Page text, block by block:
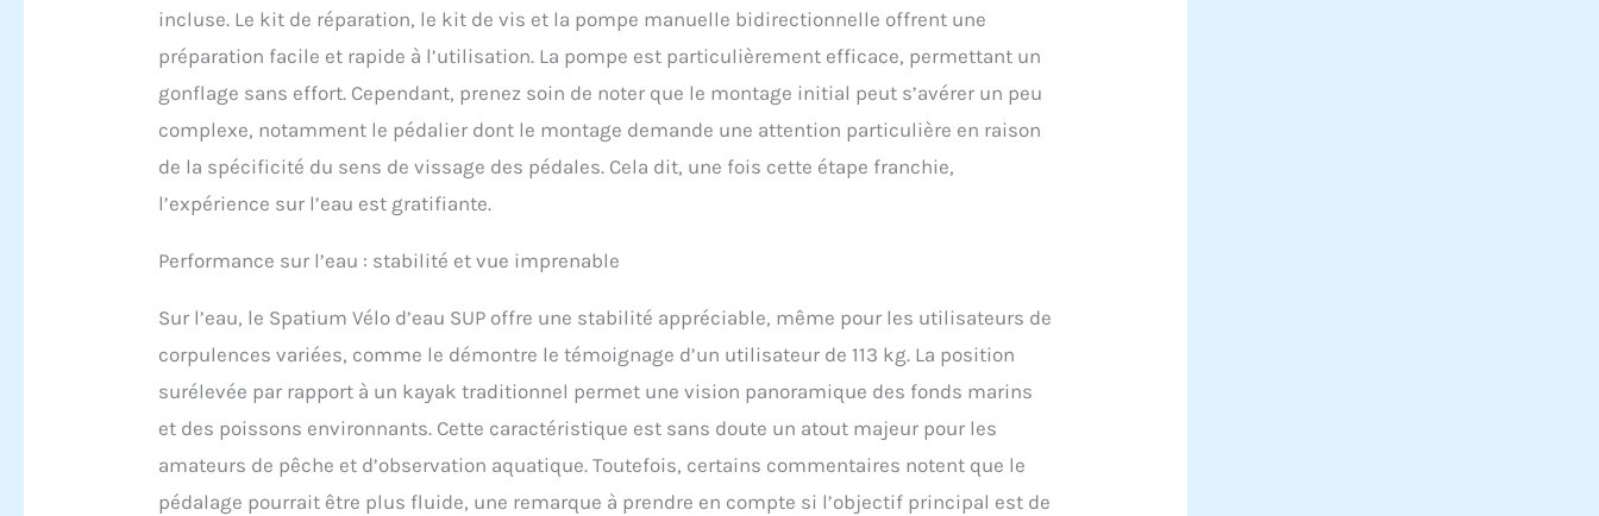
supporter 200 kg à 350 kg, et peut surfer librement sur les petites
vagues, la vitesse de croisière est de 6 à 8 km/h. Accélération
★【Hélice soulevable】L’hélice adopte un design de levage, ce qui
est pratique pour jouer dans des eaux à différentes vitesses et
rivières et océans. Il peut également fournir des divertissements
dans les zones touristiques près de l'eau. C'est également une bonne
incluse. Le kit de réparation, le kit de vis et la pompe manuelle bidirectionnelle offrent une
préparation facile et rapide à l’utilisation. La pompe est particulièrement efficace, permettant un
gonflage sans effort. Cependant, prenez soin de noter que le montage initial peut s’avérer un peu
complexe, notamment le pédalier dont le montage demande une attention particulière en raison
de la spécificité du sens de vissage des pédales. Cela dit, une fois cette étape franchie,
l’expérience sur l’eau est gratifiante.
Performance sur l’eau : stabilité et vue imprenable
Sur l’eau, le Spatium Vélo d’eau SUP offre une stabilité appréciable, même pour les utilisateurs de
corpulences variées, comme le démontre le témoignage d’un utilisateur de 113 kg. La position
surélevée par rapport à un kayak traditionnel permet une vision panoramique des fonds marins
et des poissons environnants. Cette caractéristique est sans doute un atout majeur pour les
amateurs de pêche et d’observation aquatique. Toutefois, certains commentaires notent que le
pédalage pourrait être plus fluide, une remarque à prendre en compte si l’objectif principal est de